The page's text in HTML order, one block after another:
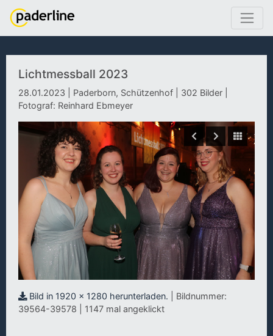
Lichtmessball 2023
28.01.2023 | Paderborn, Schützenhof | 302 Bilder |
Fotograf: Reinhard Ebmeyer
Bild in 1920 x 1280 herunterladen.
| Bildnummer:
39564-39578 | 1147 mal angeklickt